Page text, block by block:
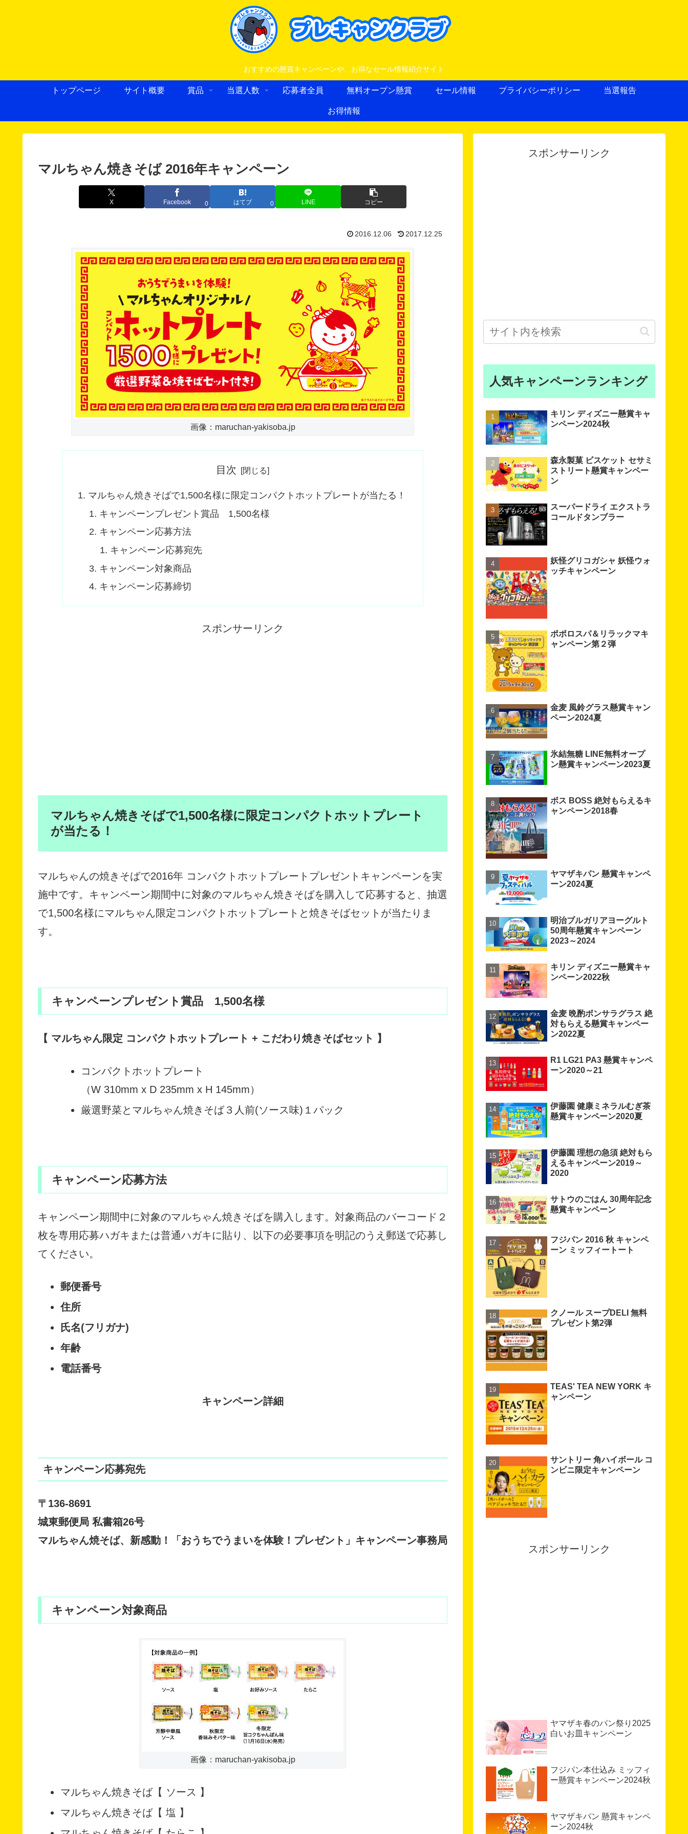
おすすめの懸賞キャンペーンや、お得なセール情報紹介サイト
トップページ サイト概要 賞品 当選人数 応募者全員 無料オープン懸賞 セール情報 プライバシーポリシー 当選報告
お得情報
マルちゃん焼きそば 2016年キャンペーン
X Facebook 0 はてブ 0 LINE コピー
2016.12.06 2017.12.25
画像：maruchan-yakisoba.jp
目次
マルちゃん焼きそばで1,500名様に限定コンパクトホットプレートが当たる！
キャンペーンプレゼント賞品 1,500名様
キャンペーン応募方法
キャンペーン応募宛先
キャンペーン対象商品
キャンペーン応募締切
スポンサーリンク
マルちゃん焼きそばで1,500名様に限定コンパクトホットプレート
が当たる！
マルちゃんの焼きそばで2016年 コンパクトホットプレートプレゼントキャンペーンを実
施中です。キャンペーン期間中に対象のマルちゃん焼きそばを購入して応募すると、抽選
で1,500名様にマルちゃん限定コンパクトホットプレートと焼きそばセットが当たりま
す。
キャンペーンプレゼント賞品 1,500名様
【 マルちゃん限定 コンパクトホットプレート + こだわり焼きそばセット 】
コンパクトホットプレート
（W 310mm x D 235mm x H 145mm）
厳選野菜とマルちゃん焼きそば３人前(ソース味)１パック
キャンペーン応募方法
キャンペーン期間中に対象のマルちゃん焼きそばを購入します。対象商品のバーコード２
枚を専用応募ハガキまたは普通ハガキに貼り、以下の必要事項を明記のうえ郵送で応募し
てください。
郵便番号
住所
氏名(フリガナ)
年齢
電話番号
キャンペーン詳細
キャンペーン応募宛先
〒136-8691
城東郵便局 私書箱26号
マルちゃん焼そば、新感動！「おうちでうまいを体験！プレゼント」キャンペーン事務局
キャンペーン対象商品
画像：maruchan-yakisoba.jp
マルちゃん焼きそば【 ソース 】
マルちゃん焼きそば【 塩 】
スポンサーリンク
人気キャンペーンランキング
キリン ディズニー懸賞キャ
ンペーン2024秋
森永製菓 ビスケット セサミ
ストリート懸賞キャンペー
ン
スーパードライ エクストラ
コールドタンブラー
妖怪グリコガシャ 妖怪ウォ
ッチキャンペーン
ポポロスパ＆リラックマキ
ャンペーン第２弾
金麦 風鈴グラス懸賞キャン
ペーン2024夏
氷結無糖 LINE無料オープ
ン懸賞キャンペーン2023夏
ボス BOSS 絶対もらえるキ
ャンペーン2018春
ヤマザキパン 懸賞キャンペ
ーン2024夏
明治ブルガリアヨーグルト
50周年懸賞キャンペーン
2023～2024
キリン ディズニー懸賞キャ
ンペーン2022秋
金麦 晩酌ボンサラグラス 絶
対もらえる懸賞キャンペー
ン2022夏
R1 LG21 PA3 懸賞キャンペ
ーン2020～21
伊藤園 健康ミネラルむぎ茶
懸賞キャンペーン2020夏
伊藤園 理想の急須 絶対もら
えるキャンペーン2019～
2020
サトウのごはん 30周年記念
懸賞キャンペーン
フジパン 2016 秋 キャンペ
ーン ミッフィートート
クノール スープDELI 無料
プレゼント第2弾
TEAS' TEA NEW YORK キ
ャンペーン
サントリー 角ハイボール コ
ンビニ限定キャンペーン
スポンサーリンク
ヤマザキ春のパン祭り2025
白いお皿キャンペーン
フジパン本仕込み ミッフィ
ー懸賞キャンペーン2024秋
ヤマザキパン 懸賞キャンペ
ーン2024秋